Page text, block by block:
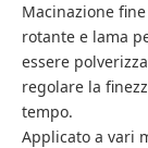
Macinazione
rotante e lama
essere
regolare la
tempo.
Applicato a vari